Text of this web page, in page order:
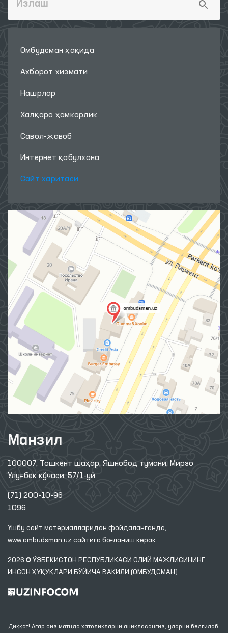
Омбудсман ҳақида
Ахборот хизмати
Нашрлар
Халқаро ҳамкорлик
Савол-жавоб
Интернет қабулхона
Сайт харитаси
Манзил
100007, Тошкент шаҳар, Яшнобод тумани, Мирзо
Улуғбек кўчаси, 57/1-уй
(71) 200-10-96
1096
Ушбу сайт материалларидан фойдаланганда,
www.ombudsman.uz сайтига боғланиш керак
2026 © ЎЗБЕКИСТОН РЕСПУБЛИКАСИ ОЛИЙ МАЖЛИСИНИНГ
ИНСОН ҲУҚУҚЛАРИ БЎЙИЧА ВАКИЛИ (ОМБУДСМАН)
Диққат! Агар сиз матнда хатоликларни аниқласангиз, уларни белгилаб,